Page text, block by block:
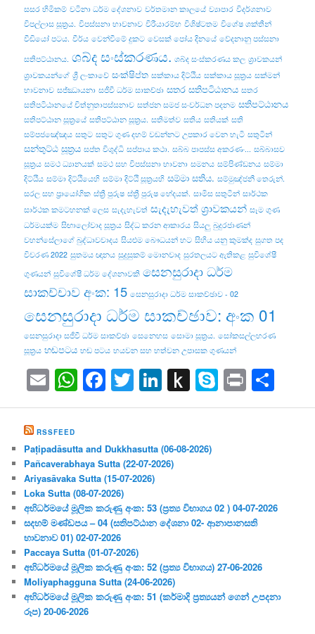
සසර හිමිකම් වටිනා ධර්ම දේශනාව වර්තමාන කාලයේ ව්‍යාපාර විදර්ශනාව
විපල්‌ලාස සූත්‍රය. විපස්සනා භාවනාව විරීයාරම්භ විශිෂ්ටතම විශේෂ ශක්තීන්
වීඩියෝ පටය. වීර්ය වෙන්වීමේ දුකට වෙසක් පෝය දිනයේ වේදනානු පස්සනා
සතිපට්ඨානය. ශබ්ද සංස්කරණය. ශබ්ද සංස්කරණය කල ශ්‍රාවකයන්
ශ්‍රාවකයන්ගේ ශ්‍රී ලංකාවේ සංක්ෂිප්ත සක්කාය දිට්ඨිය සක්කාය සූත්‍රය සක්මන්
භාවනාව සජ්ඣායනා සජීවී ධර්ම සාකච්ඡා සතර සතිපටිඨානය සතර
සතිපටිඨානයේ චිත්නුතාපස්සනාව සත්ජන සමජ සංවර්ධන පදනම සතිපට්ඨානය
සතිපට්ඨාන සූත්‍රයේ සතිපට්‌ඨාන සූත්‍රය. සතිමත්ව සතිය සතියක් සති
සම්පජඤේඤය සතුට සතුට ගුණ දහම් වඩන්නට උපකාර වෙන හැටි සතුටින්
සන්තුට්ඨ සූත්‍රය සප්ත විශුද්ධි සප්පාය කථා. සබ්බ පාපස්ස අකරණං... සබ්බාසව
සූත්‍රය සමථ ධ්‍යානයක් සමථ සහ විපස්සනා භාවනා සමනය සම්පිණ්ඩනය සම්මා
දිට්ඨිය සම්මා දිට්ඨියෙහි සම්මා දිට්ඨි සූත්‍රයහි සම්මා සතිය. සම්මුඤ්ජනී තෙරුන්.
සරල සහ ප්‍රායෝගික ස්ත්‍රී පුරුෂ ස්ත්‍රී පුරුෂ භේදයක්. සාමිස සතුටින් සාර්ථක
සාර්ථක කමටහනක් ලෙස සැදැහැවත් සැදැහැවත් ශ්‍රාවකයන් සෑම ගුණ
ධර්මයක්ම සිඟාලෝවාද සූත්‍රය සිද්ධ කරන ආකාරය සියලු බුදුරජාණන්
වහන්සේලාගේ බුද්ධාවවාදය සියළුම බෞධයන් හට සිහිය යනු කුමක්ද සුගත පද
විවරණ 2022 සුතමය ඥානය සුදුසුකම් මොනවාද සුරතලයට ඇතිකළ සුවිශේෂී
ගුණයන් සුවිශේෂී ධර්ම දේශනාවකි සෙනසුරාදා ධර්ම
සාකච්චාව අංක: 15 සෙනසුරාදා ධර්ම සාකච්ඡාව - 02
සෙනසුරාදා ධර්ම සාකච්ඡාව: අංක 01
සෙනසුරාදා සජීවී ධර්ම සාකච්ඡා සෙනෙහස සොමා සූත්‍රය. සෝකසල්ලහරණ
සූත්‍රය හඬපටය හඬ පටය හයවන සහ හත්වන උපාසක ගුණයන්
EmailWhatsApp
Facebook
Twitter
LinkedIn
Push
to
Skype
Print
RSSFEED
Paṭipadāsutta and Dukkhasutta (06-08-2026)
Pañcaverabhaya Sutta (22-07-2026)
Ariyasāvaka Sutta (15-07-2026)
Loka Sutta (08-07-2026)
අභිධර්මයේ මූලික කරුණු අංක: 53 (ප්‍ර‍ත්‍ය විභාගය 02 ) 04-07-2026
සදහම් මණ්ඩපය – 04 (සතිපට්ඨාන දේශනා 02- ආනාපානසති
භාවනාව 01) 02-07-2026
Paccaya Sutta (01-07-2026)
අභිධර්මයේ මූලික කරුණු අංක: 52 (ප්‍ර‍ත්‍ය විභාගය) 27-06-2026
Moliyaphagguna Sutta (24-06-2026)
අභිධර්මයේ මූලික කරුණු අංක: 51 (කර්මාදි ප්‍ර‍ත්‍යයන් ගෙන් උපදනා
රූප) 20-06-2026